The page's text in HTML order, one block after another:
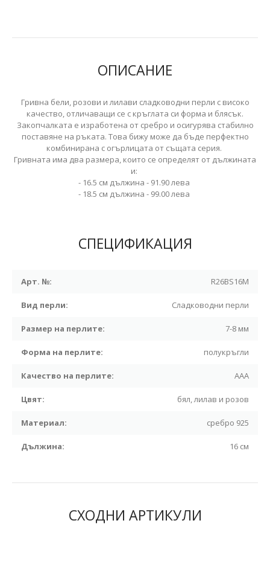
ОПИСАНИЕ
Гривна бели, розови и лилави сладководни перли с високо
качество, отличаващи се с кръглата си форма и блясък.
Закопчалката е изработена от сребро и осигурява стабилно
поставяне на ръката. Това бижу може да бъде перфектно
комбинирана с огърлицата от същата серия.
Гривната има два размера, които се определят от дължината
и:
- 16.5 см дължина - 91.90 лева
- 18.5 см дължина - 99.00 лева
СПЕЦИФИКАЦИЯ
Арт. №: R26BS16M
Вид перли: Сладководни перли
Размер на перлите: 7-8 мм
Форма на перлите: полукръгли
Качество на перлите: ААА
Цвят: бял, лилав и розов
Материал: сребро 925
Дължина: 16 см
СХОДНИ АРТИКУЛИ